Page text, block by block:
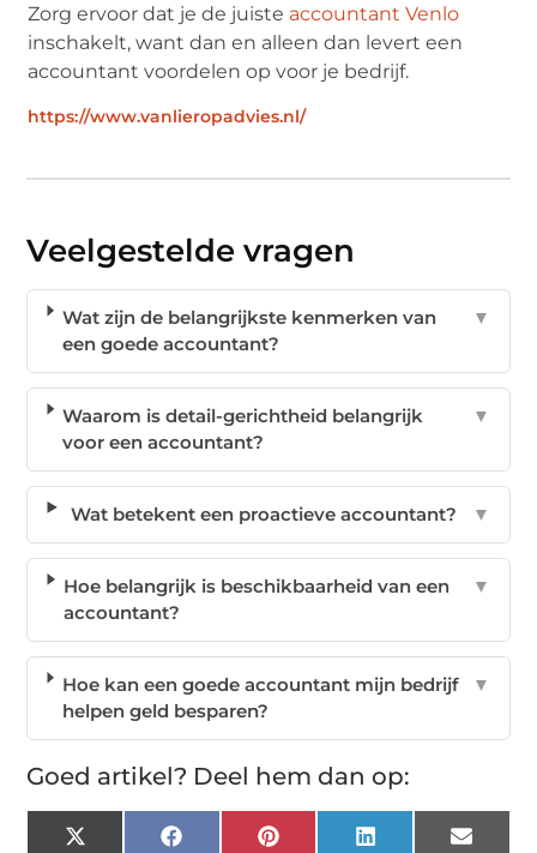
Zorg ervoor dat je de juiste accountant Venlo
inschakelt, want dan en alleen dan levert een
accountant voordelen op voor je bedrijf.
https://www.vanlieropadvies.nl/
Veelgestelde vragen
Wat zijn de belangrijkste kenmerken van
een goede accountant?
▼
Waarom is detail-gerichtheid belangrijk
voor een accountant?
▼
Wat betekent een proactieve accountant? ▼
Hoe belangrijk is beschikbaarheid van een
accountant?
▼
Hoe kan een goede accountant mijn bedrijf
helpen geld besparen?
▼
Goed artikel? Deel hem dan op:
X Facebook Pinterest LinkedIn Email